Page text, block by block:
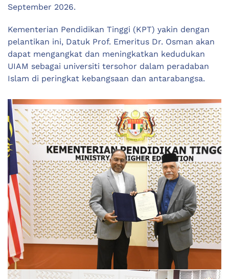
September 2026.
Kementerian Pendidikan Tinggi (KPT) yakin dengan
pelantikan ini, Datuk Prof. Emeritus Dr. Osman akan
dapat mengangkat dan meningkatkan kedudukan
UIAM sebagai universiti tersohor dalam peradaban
Islam di peringkat kebangsaan dan antarabangsa.